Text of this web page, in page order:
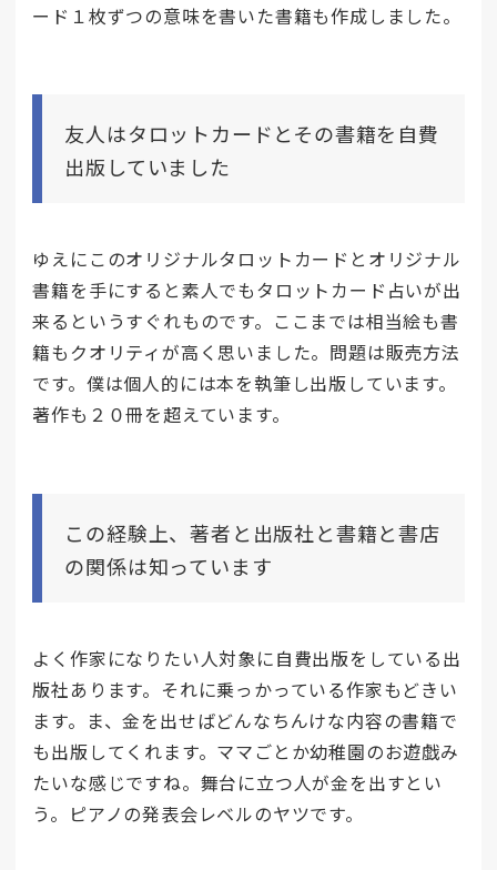
ード１枚ずつの意味を書いた書籍も作成しました。
友人はタロットカードとその書籍を自費
出版していました
ゆえにこのオリジナルタロットカードとオリジナル
書籍を手にすると素人でもタロットカード占いが出
来るというすぐれものです。ここまでは相当絵も書
籍もクオリティが高く思いました。問題は販売方法
です。僕は個人的には本を執筆し出版しています。
著作も２０冊を超えています。
この経験上、著者と出版社と書籍と書店
の関係は知っています
よく作家になりたい人対象に自費出版をしている出
版社あります。それに乗っかっている作家もどきい
ます。ま、金を出せばどんなちんけな内容の書籍で
も出版してくれます。ママごとか幼稚園のお遊戯み
たいな感じですね。舞台に立つ人が金を出すとい
う。ピアノの発表会レベルのヤツです。